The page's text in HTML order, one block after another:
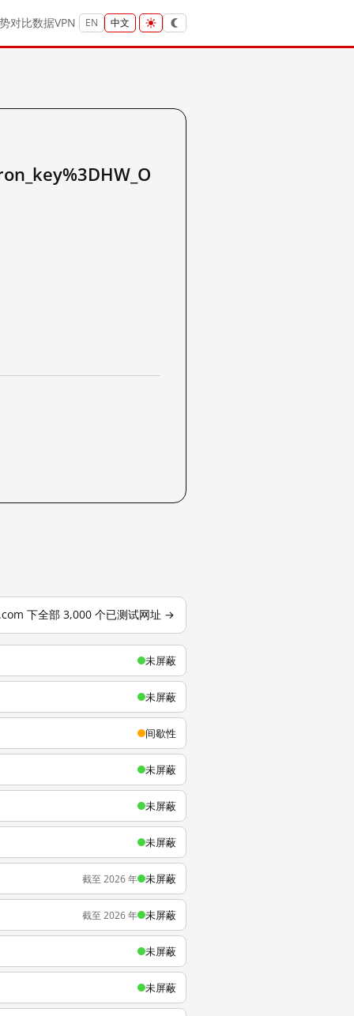
对比数据VPN EN 中文
下全部 3,000 个已测试网址 →
未屏蔽
未屏蔽
间歇性
未屏蔽
未屏蔽
未屏蔽
截至 2026 年 未屏蔽
截至 2026 年 未屏蔽
未屏蔽
未屏蔽